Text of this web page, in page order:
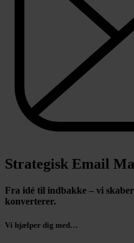
Strategisk Email
Fra idé til indbakke – vi
konverterer.
Vi hjælper dig med…